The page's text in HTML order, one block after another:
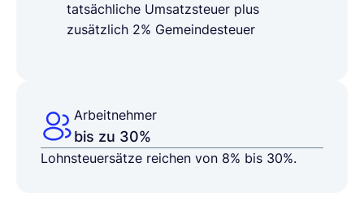
tatsächliche Umsatzsteuer plus
zusätzlich 2% Gemeindesteuer
Arbeitnehmer
bis zu 30%
Lohnsteuersätze reichen von 8% bis 30%.